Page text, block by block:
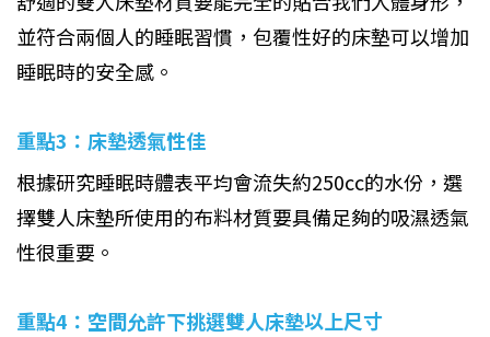
並符合兩個人的睡眠習慣，包覆性好的床墊可以增加
睡眠時的安全感。
重點3：床墊透氣性佳
根據研究睡眠時體表平均會流失約250cc的水份，選
擇雙人床墊所使用的布料材質要具備足夠的吸濕透氣
性很重要。
重點4：空間允許下挑選雙人床墊以上尺寸